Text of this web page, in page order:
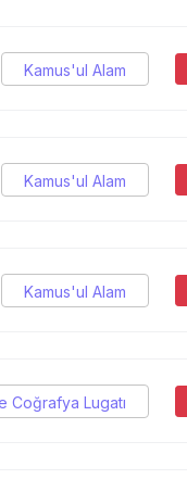
Kamus'ul Alam
Kamus'ul Alam
Kamus'ul Alam
Coğrafya Lugatı